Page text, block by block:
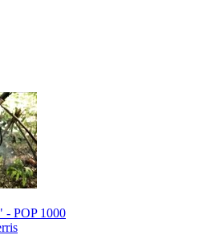
- POP 1000